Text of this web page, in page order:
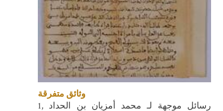
وثائق متفرقة
1, رسائل موجهة لـ محمد أمزيان بن الحداد